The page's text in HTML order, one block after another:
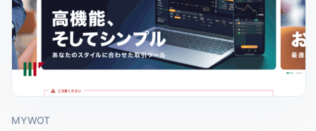
MYWOT